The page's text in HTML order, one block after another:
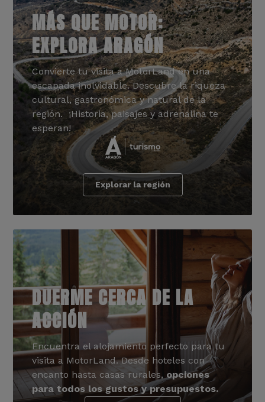
MÁS QUE MOTOR:
EXPLORA ARAGÓN
Convierte tu visita a MotorLand en una
escapada inolvidable. Descubre la riqueza
cultural, gastronómica y natural de la
región. ¡Historia, paisajes y adrenalina te
esperan!
Explorar la región
DUERME CERCA DE LA
ACCIÓN
Encuentra el alojamiento perfecto para tu
visita a MotorLand. Desde hoteles con
encanto hasta casas rurales, opciones
para todos los gustos y presupuestos.